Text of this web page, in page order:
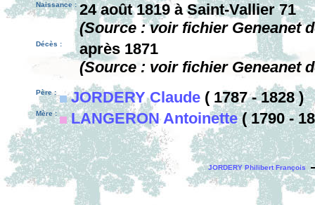
Naissance : 24 août 1819 à Saint-Vallier 71
(Source : voir fichier Geneanet
Décès :
après 1871
(Source : voir fichier Geneanet
Père : JORDERY Claude ( 1787 - 1828 )
Mère : LANGERON Antoinette( 1790 -
JORDERY Philibert François